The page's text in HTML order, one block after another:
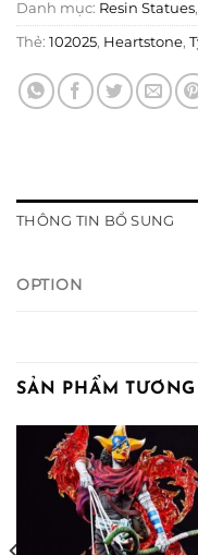
Danh mục: Resin Statues,
Thẻ: 102025, Heartstone,
THÔNG TIN BỔ SUNG
OPTION
SẢN PHẨM TƯƠNG